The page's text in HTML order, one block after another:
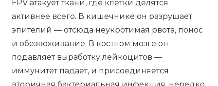
FPV атакует ткани, где клетки делятся
активнее всего. В кишечнике он разрушает
эпителий — отсюда неукротимая рвота, понос
и обезвоживание. В костном мозге он
подавляет выработку лейкоцитов —
иммунитет падает, и присоединяется
вторичная бактериальная инфекция, нередко